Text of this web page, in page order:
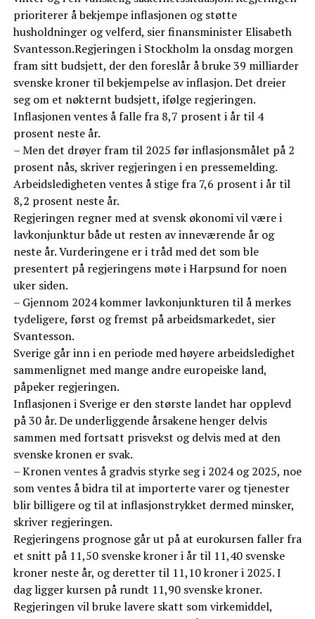
prioriterer å bekjempe inflasjonen og støtte
husholdninger og velferd, sier finansminister Elisabeth
Svantesson.Regjeringen i Stockholm la onsdag morgen
fram sitt budsjett, der den foreslår å bruke 39 milliarder
svenske kroner til bekjempelse av inflasjon. Det dreier
seg om et nøkternt budsjett, ifølge regjeringen.
Inflasjonen ventes å falle fra 8,7 prosent i år til 4
prosent neste år.
– Men det drøyer fram til 2025 før inflasjonsmålet på 2
prosent nås, skriver regjeringen i en pressemelding.
Arbeidsledigheten ventes å stige fra 7,6 prosent i år til
8,2 prosent neste år.
Regjeringen regner med at svensk økonomi vil være i
lavkonjunktur både ut resten av inneværende år og
neste år. Vurderingene er i tråd med det som ble
presentert på regjeringens møte i Harpsund for noen
uker siden.
– Gjennom 2024 kommer lavkonjunkturen til å merkes
tydeligere, først og fremst på arbeidsmarkedet, sier
Svantesson.
Sverige går inn i en periode med høyere arbeidsledighet
sammenlignet med mange andre europeiske land,
påpeker regjeringen.
Inflasjonen i Sverige er den største landet har opplevd
på 30 år. De underliggende årsakene henger delvis
sammen med fortsatt prisvekst og delvis med at den
svenske kronen er svak.
– Kronen ventes å gradvis styrke seg i 2024 og 2025, noe
som ventes å bidra til at importerte varer og tjenester
blir billigere og til at inflasjonstrykket dermed minsker,
skriver regjeringen.
Regjeringens prognose går ut på at eurokursen faller fra
et snitt på 11,50 svenske kroner i år til 11,40 svenske
kroner neste år, og deretter til 11,10 kroner i 2025. I
dag ligger kursen på rundt 11,90 svenske kroner.
Regjeringen vil bruke lavere skatt som virkemiddel,